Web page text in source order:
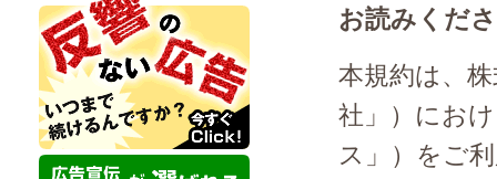
お読みくだ
本規約は、
社」）にお
ス」）をご